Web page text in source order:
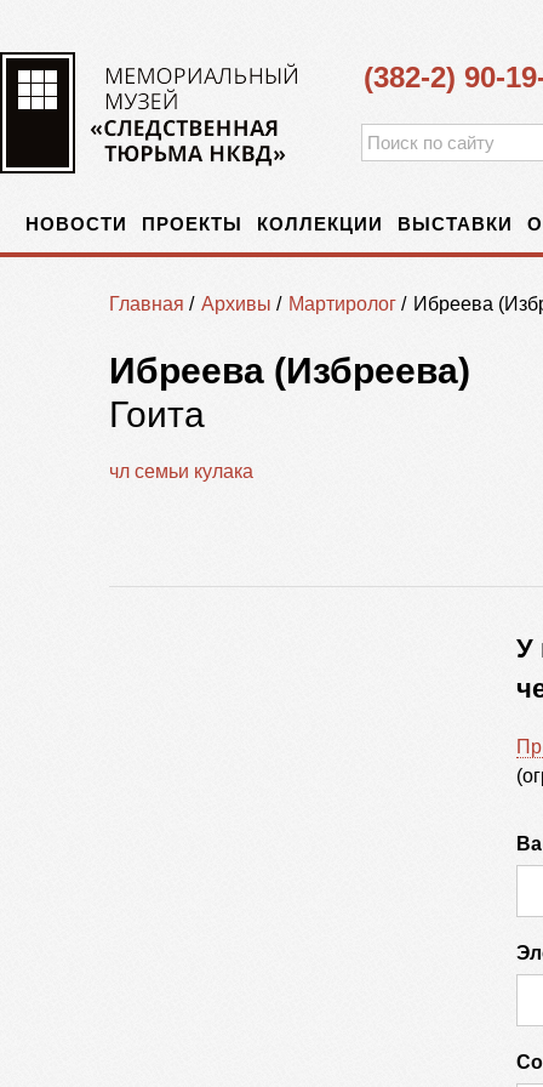
(382-2) 90-
НОВОСТИ ПРОЕКТЫ КОЛЛЕКЦИИ ВЫСТАВКИ
Главная / Архивы / Мартиролог / Ибреева
Ибреева (Избреева)
Гоита
чл семьи кулака
У